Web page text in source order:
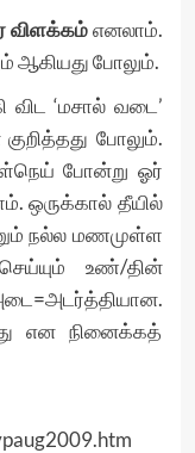
விளக்கம்எனலாம்.
ஆகியது போலும்.
விட ‘மசால் வடை’
போலும்.
போன்று ஓர்
ஒருக்கால் தீயில்
எனும் நல்ல மணமுள்ள
உண்/தின்
என நினைக்கத்